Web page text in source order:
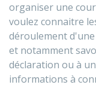
organiser une
voulez connaitre
déroulement
et notamment
déclaration ou à
informations à